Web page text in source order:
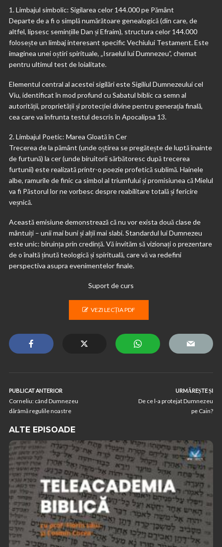
1. Limbajul simbolic: Sigilarea celor 144.000 pe Pământ
Departe de a fi o simplă numărătoare genealogică (din care, de
altfel, lipsesc semințiile Dan și Efraim), structura celor 144.000
folosește un limbaj interesant specific Vechiului Testament. Este
imaginea unei oștiri spirituale, „Israelul lui Dumnezeu”, chemat
pentru ultimul test de loialitate.
Elementul central al acestei sigilări este Sigiliul Dumnezeului cel
Viu, identificat în mod profund cu Sabatul biblic ca semn al
autorității, proprietății și protecției divine pentru generația finală,
cea care va înfrunta testul descris în Apocalipsa 13.
2. Limbajul Poetic: Marea Gloată în Cer
Trecerea de la pământ (unde oștirea se pregătește de luptă înainte
de furtună) la cer (unde biruitorii sărbătoresc după trecerea
furtunii) este realizată printr-o poezie profetică sublimă. Hainele
albe, ramurile de finic ca simbol al triumfului și promisiunea că Mielul
va fi Păstorul lor ne vorbesc despre reabilitare totală și fericire
veșnică.
Această emisiune demonstrează că nu vor exista două clase de
mântuiți – unii mai buni și alții mai slabi. Standardul lui Dumnezeu
este unic: biruința prin credință. Vă invităm să vizionați o prezentare
de o înaltă ținută teologică și spirituală, care vă va redefini
perspectiva asupra evenimentelor finale.
Suport de curs
VEZI LECȚIA PDF
PUBLICAT ANTERIOR
Corneliu: când Dumnezeu
dărâmă regulile noastre
URMĂREȘTE ȘI
De ce l-a protejat Dumnezeu
pe Cain?
ALTE EPISOADE